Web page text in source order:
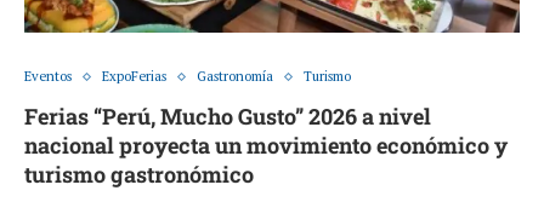
Eventos ExpoFerias Gastronomía Turismo
Ferias “Perú, Mucho Gusto” 2026 a nivel
nacional proyecta un movimiento económico y
turismo gastronómico